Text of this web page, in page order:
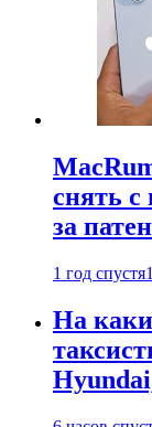
снять
за
1 год спустя
На